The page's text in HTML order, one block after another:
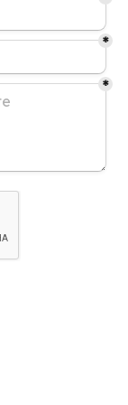
*
*